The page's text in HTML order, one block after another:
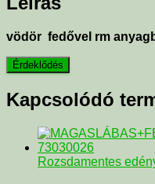
vödör fedővel rm
Kapcsolódó
Rozsdamentes